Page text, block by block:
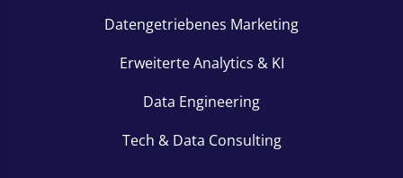
Datengetriebenes Marketing
Erweiterte Analytics & KI
Data Engineering
Tech & Data Consulting